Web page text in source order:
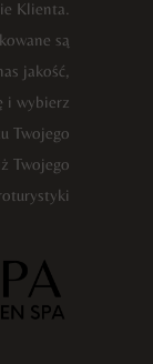
Klienta.
są
jakość,
i wybierz
Twojego
Twojego